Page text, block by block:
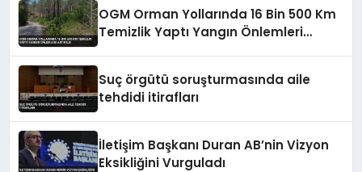
OGM Orman Yollarında 16 Bin 500 Km
Temizlik Yaptı Yangın Önlemleri
Suç örgütü soruşturmasında aile
tehdidi itirafları
İletişim Başkanı Duran AB’nin Vizyon
Eksikliğini Vurguladı